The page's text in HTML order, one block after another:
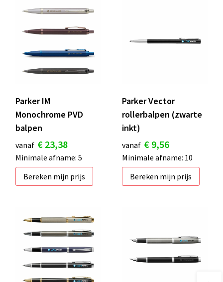
Parker IM
Monochrome PVD
balpen
vanaf € 23,38
Minimale afname: 5
Bereken mijn prijs
Parker Vector
rollerbalpen (zwarte
inkt)
vanaf € 9,56
Minimale afname: 10
Bereken mijn prijs